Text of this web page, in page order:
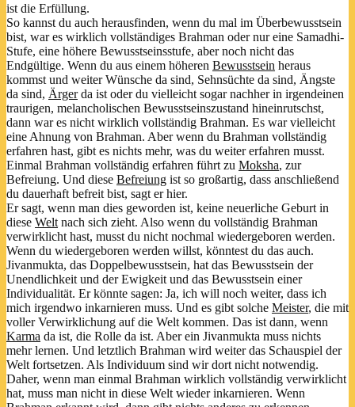
ist die Erfüllung.
So kannst du auch herausfinden, wenn du mal im Überbewusstsein
bist, war es wirklich vollständiges Brahman oder nur eine Samadhi-
Stufe, eine höhere Bewusstseinsstufe, aber noch nicht das
Endgültige. Wenn du aus einem höheren Bewusstsein heraus
kommst und weiter Wünsche da sind, Sehnsüchte da sind, Ängste
da sind, Ärgerda ist oder du vielleicht sogar nachher in irgendeinen
traurigen, melancholischen Bewusstseinszustand hineinrutschst,
dann war es nicht wirklich vollständig Brahman. Es war vielleicht
eine Ahnung von Brahman. Aber wenn du Brahman vollständig
erfahren hast, gibt es nichts mehr, was du weiter erfahren musst.
Einmal Brahman vollständig erfahren führt zu Moksha, zur
Befreiung. Und diese Befreiung ist so großartig, dass anschließend
du dauerhaft befreit bist, sagt er hier.
Er sagt, wenn man dies geworden ist, keine neuerliche Geburt in
diese Welt nach sich zieht. Also wenn du vollständig Brahman
verwirklicht hast, musst du nicht nochmal wiedergeboren werden.
Wenn du wiedergeboren werden willst, könntest du das auch.
Jivanmukta, das Doppelbewusstsein, hat das Bewusstsein der
Unendlichkeit und der Ewigkeit und das Bewusstsein einer
Individualität. Er könnte sagen: Ja, ich will noch weiter, dass ich
mich irgendwo inkarnieren muss. Und es gibt solche Meister, die mit
voller Verwirklichung auf die Welt kommen. Das ist dann, wenn
Karma da ist, die Rolle da ist. Aber ein Jivanmukta muss nichts
mehr lernen. Und letztlich Brahman wird weiter das Schauspiel der
Welt fortsetzen. Als Individuum sind wir dort nicht notwendig.
Daher, wenn man einmal Brahman wirklich vollständig verwirklicht
hat, muss man nicht in diese Welt wieder inkarnieren. Wenn